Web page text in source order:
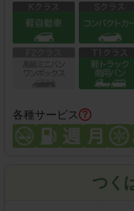
各種サービス
つく